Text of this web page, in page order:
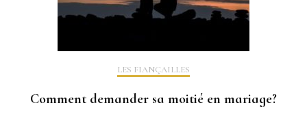
LES FIANÇAILLES
Comment demander sa moitié en mariage?